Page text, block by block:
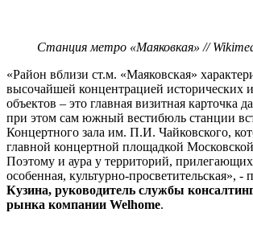
Станция метро «Маяковкая» //
«Район вблизи ст.м. «Маяковская»
высочайшей концентрацией исторических
объектов – это главная визитная карточка
при этом сам южный вестибюль станции
Концертного зала им. П.И. Чайковского,
главной концертной площадкой
Поэтому и аура у территорий,
особенная, культурно-просветительская», -
Кузина, руководитель службы
рынка компании Welhome.